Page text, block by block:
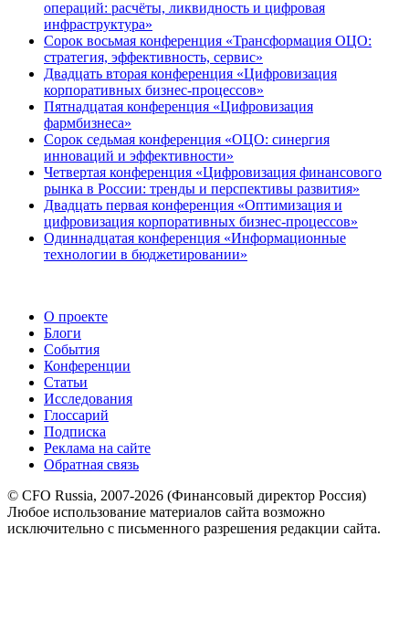
операций: расчёты, ликвидность и цифровая
инфраструктура»
Сорок восьмая конференция «Трансформация ОЦО:
стратегия, эффективность, сервис»
Двадцать вторая конференция «Цифровизация
корпоративных бизнес-процессов»
Пятнадцатая конференция «Цифровизация
фармбизнеса»
Сорок седьмая конференция «ОЦО: синергия
инноваций и эффективности»
Четвертая конференция «Цифровизация финансового
рынка в России: тренды и перспективы развития»
Двадцать первая конференция «Оптимизация и
цифровизация корпоративных бизнес-процессов»
Одиннадцатая конференция «Информационные
технологии в бюджетировании»
О проекте
Блоги
События
Конференции
Статьи
Исследования
Глоссарий
Подписка
Реклама на сайте
Обратная связь
© CFO Russia, 2007-2026 (Финансовый директор Россия)
Любое использование материалов сайта возможно
исключительно с письменного разрешения редакции сайта.